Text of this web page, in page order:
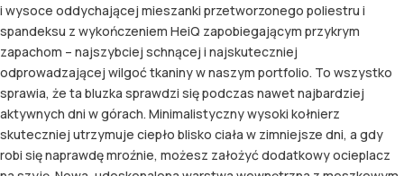
i wysoce oddychającej mieszanki przetworzonego poliestru i
spandeksu z wykończeniem HeiQ zapobiegającym przykrym
zapachom – najszybciej schnącej i najskuteczniej
odprowadzającej wilgoć tkaniny w naszym portfolio. To wszystko
sprawia, że ta bluzka sprawdzi się podczas nawet najbardziej
aktywnych dni w górach. Minimalistyczny wysoki kołnierz
skuteczniej utrzymuje ciepło blisko ciała w zimniejsze dni, a gdy
robi się naprawdę mroźnie, możesz założyć dodatkowy ocieplacz